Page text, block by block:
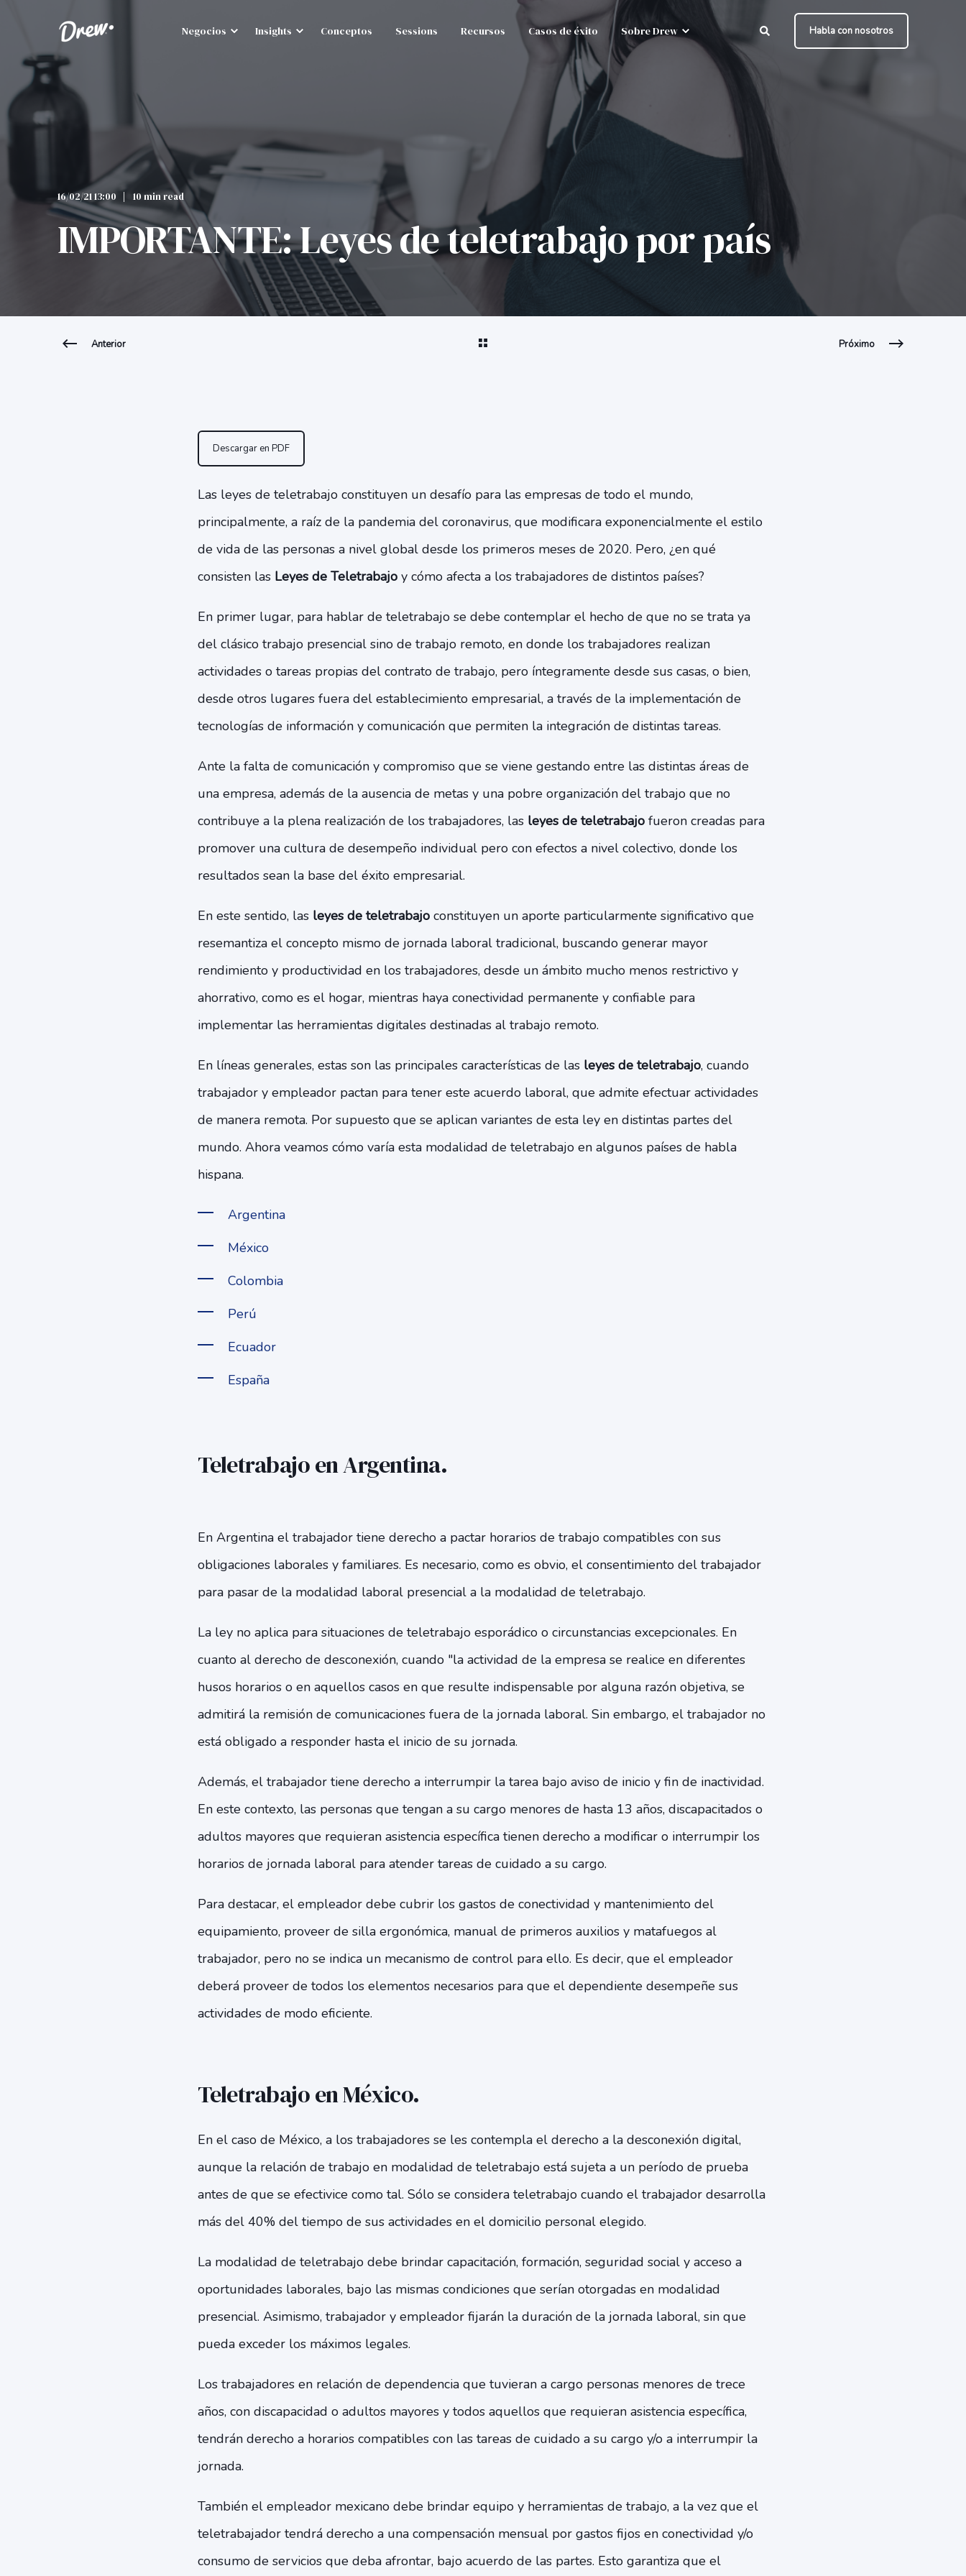
Negocios Insights Conceptos Sessions Recursos Casos de éxito Sobre Drew Habla con nosotros
16/02/21 13:00 10 min read
IMPORTANTE: Leyes de teletrabajo por país
Anterior Próximo
Descargar en PDF
Las leyes de teletrabajo constituyen un desafío para las empresas de todo el mundo,
principalmente, a raíz de la pandemia del coronavirus, que modificara exponencialmente el estilo
de vida de las personas a nivel global desde los primeros meses de 2020. Pero, ¿en qué
consisten las Leyes de Teletrabajoy cómo afecta a los trabajadores de distintos países?
En primer lugar, para hablar de teletrabajo se debe contemplar el hecho de que no se trata ya
del clásico trabajo presencial sino de trabajo remoto, en donde los trabajadores realizan
actividades o tareas propias del contrato de trabajo, pero íntegramente desde sus casas, o bien,
desde otros lugares fuera del establecimiento empresarial, a través de la implementación de
tecnologías de información y comunicación que permiten la integración de distintas tareas.
Ante la falta de comunicación y compromiso que se viene gestando entre las distintas áreas de
una empresa, además de la ausencia de metas y una pobre organización del trabajo que no
contribuye a la plena realización de los trabajadores, las leyes de teletrabajo fueron creadas para
promover una cultura de desempeño individual pero con efectos a nivel colectivo, donde los
resultados sean la base del éxito empresarial.
En este sentido, las leyes de teletrabajoconstituyen un aporte particularmente significativo que
resemantiza el concepto mismo de jornada laboral tradicional, buscando generar mayor
rendimiento y productividad en los trabajadores, desde un ámbito mucho menos restrictivo y
ahorrativo, como es el hogar, mientras haya conectividad permanente y confiable para
implementar las herramientas digitales destinadas al trabajo remoto.
En líneas generales, estas son las principales características de las leyes de teletrabajo, cuando
trabajador y empleador pactan para tener este acuerdo laboral, que admite efectuar actividades
de manera remota. Por supuesto que se aplican variantes de esta ley en distintas partes del
mundo. Ahora veamos cómo varía esta modalidad de teletrabajo en algunos países de habla
hispana.
Argentina
México
Colombia
Perú
Ecuador
España
Teletrabajo en Argentina.
En Argentina el trabajador tiene derecho a pactar horarios de trabajo compatibles con sus
obligaciones laborales y familiares. Es necesario, como es obvio, el consentimiento del trabajador
para pasar de la modalidad laboral presencial a la modalidad de teletrabajo.
La ley no aplica para situaciones de teletrabajo esporádico o circunstancias excepcionales. En
cuanto al derecho de desconexión, cuando "la actividad de la empresa se realice en diferentes
husos horarios o en aquellos casos en que resulte indispensable por alguna razón objetiva, se
admitirá la remisión de comunicaciones fuera de la jornada laboral. Sin embargo, el trabajador no
está obligado a responder hasta el inicio de su jornada.
Además, el trabajador tiene derecho a interrumpir la tarea bajo aviso de inicio y fin de inactividad.
En este contexto, las personas que tengan a su cargo menores de hasta 13 años, discapacitados o
adultos mayores que requieran asistencia específica tienen derecho a modificar o interrumpir los
horarios de jornada laboral para atender tareas de cuidado a su cargo.
Para destacar, el empleador debe cubrir los gastos de conectividad y mantenimiento del
equipamiento, proveer de silla ergonómica, manual de primeros auxilios y matafuegos al
trabajador, pero no se indica un mecanismo de control para ello. Es decir, que el empleador
deberá proveer de todos los elementos necesarios para que el dependiente desempeñe sus
actividades de modo eficiente.
Teletrabajo en México.
En el caso de México, a los trabajadores se les contempla el derecho a la desconexión digital,
aunque la relación de trabajo en modalidad de teletrabajo está sujeta a un período de prueba
antes de que se efectivice como tal. Sólo se considera teletrabajo cuando el trabajador desarrolla
más del 40% del tiempo de sus actividades en el domicilio personal elegido.
La modalidad de teletrabajo debe brindar capacitación, formación, seguridad social y acceso a
oportunidades laborales, bajo las mismas condiciones que serían otorgadas en modalidad
presencial. Asimismo, trabajador y empleador fijarán la duración de la jornada laboral, sin que
pueda exceder los máximos legales.
Los trabajadores en relación de dependencia que tuvieran a cargo personas menores de trece
años, con discapacidad o adultos mayores y todos aquellos que requieran asistencia específica,
tendrán derecho a horarios compatibles con las tareas de cuidado a su cargo y/o a interrumpir la
jornada.
También el empleador mexicano debe brindar equipo y herramientas de trabajo, a la vez que el
teletrabajador tendrá derecho a una compensación mensual por gastos fijos en conectividad y/o
consumo de servicios que deba afrontar, bajo acuerdo de las partes. Esto garantiza que el